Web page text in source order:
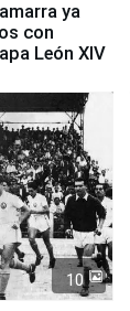
ya
con
León XIV
10